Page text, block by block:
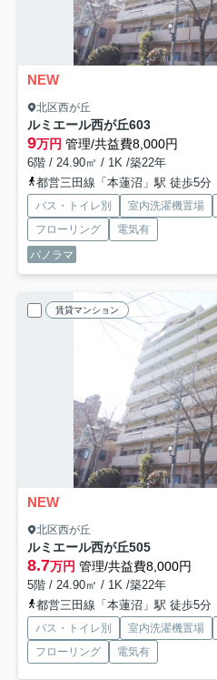
NEW
北区西が丘
ルミエール西が丘603
9万円 管理/共益費8,000円
6階 / 24.90㎡ / 1K /築22年
都営三田線「本蓮沼」駅 徒歩5分
バス・トイレ別 室内洗濯機置場
フローリング
電気有
パノラマ
賃貸マンション
NEW
北区西が丘
ルミエール西が丘505
8.7万円 管理/共益費8,000円
5階 / 24.90㎡ / 1K /築22年
都営三田線「本蓮沼」駅 徒歩5分
バス・トイレ別 室内洗濯機置場
フローリング
電気有